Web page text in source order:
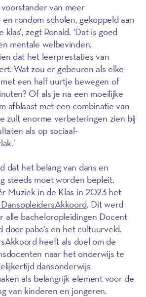
van meer
rondom scholen, gekoppeld aan
zegt Ronald. ‘Dat is goed
mentale welbevinden.
dat het leerprestaties van
Wat zou er gebeuren als elke
een half uurtje bewegen of
Of als je na een moeilijke
afblaast met een combinatie van
zult enorme verbeteringen zien bij
als op sociaal-
dat het belang van dans en
steeds moet worden bepleit.
Muziek in de Klas in 2023 het
. Dit werd
alle bacheloropleidingen Docent
door pabo’s en het cultuurveld.
heeft als doel om de
naar het onderwijs te
dansonderwijs
als belangrijk element voor de
van kinderen en jongeren.